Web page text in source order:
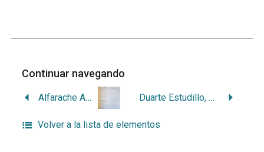
Continuar navegando
Alfarache Arrabal, Germinal Duarte Estudillo, José
Volver a la lista de elementos